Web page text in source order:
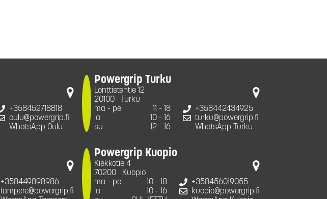
+358452718818
oulu@powergrip.fi
WhatsApp Oulu
Powergrip Turku
Lonttistentie 12
20100
Turku
ma - pe
11 - 18
la
10 - 16
su
12 - 16
+358442434925
turku@powergrip.fi
WhatsApp Turku
+358449898986
tampere@powergrip.fi
Powergrip Kuopio
Kiekkotie 4
70200
Kuopio
ma - pe
10 - 18
la
10 - 16
+358456019055
kuopio@powergrip.fi